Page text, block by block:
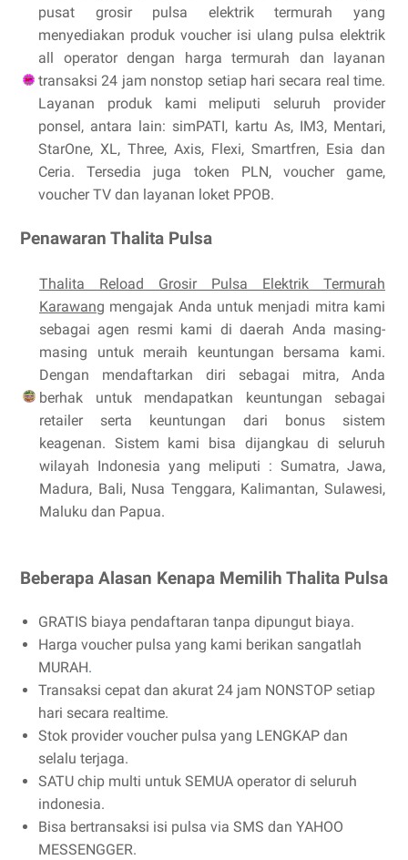
pusat grosir pulsa elektrik termurah yang
menyediakan produk voucher isi ulang pulsa elektrik
all operator dengan harga termurah dan layanan
transaksi 24 jam nonstop setiap hari secara real time.
Layanan produk kami meliputi seluruh provider
ponsel, antara lain: simPATI, kartu As, IM3, Mentari,
StarOne, XL, Three, Axis, Flexi, Smartfren, Esia dan
Ceria. Tersedia juga token PLN, voucher game,
voucher TV dan layanan loket PPOB.
Penawaran Thalita Pulsa
Thalita Reload Grosir Pulsa Elektrik Termurah
Karawang mengajak Anda untuk menjadi mitra kami
sebagai agen resmi kami di daerah Anda masing-
masing untuk meraih keuntungan bersama kami.
Dengan mendaftarkan diri sebagai mitra, Anda
berhak untuk mendapatkan keuntungan sebagai
retailer serta keuntungan dari bonus sistem
keagenan. Sistem kami bisa dijangkau di seluruh
wilayah Indonesia yang meliputi : Sumatra, Jawa,
Madura, Bali, Nusa Tenggara, Kalimantan, Sulawesi,
Maluku dan Papua.
Beberapa Alasan Kenapa Memilih Thalita Pulsa
GRATIS biaya pendaftaran tanpa dipungut biaya.
Harga voucher pulsa yang kami berikan sangatlah
MURAH.
Transaksi cepat dan akurat 24 jam NONSTOP setiap
hari secara realtime.
Stok provider voucher pulsa yang LENGKAP dan
selalu terjaga.
SATU chip multi untuk SEMUA operator di seluruh
indonesia.
Bisa bertransaksi isi pulsa via SMS dan YAHOO
MESSENGGER.